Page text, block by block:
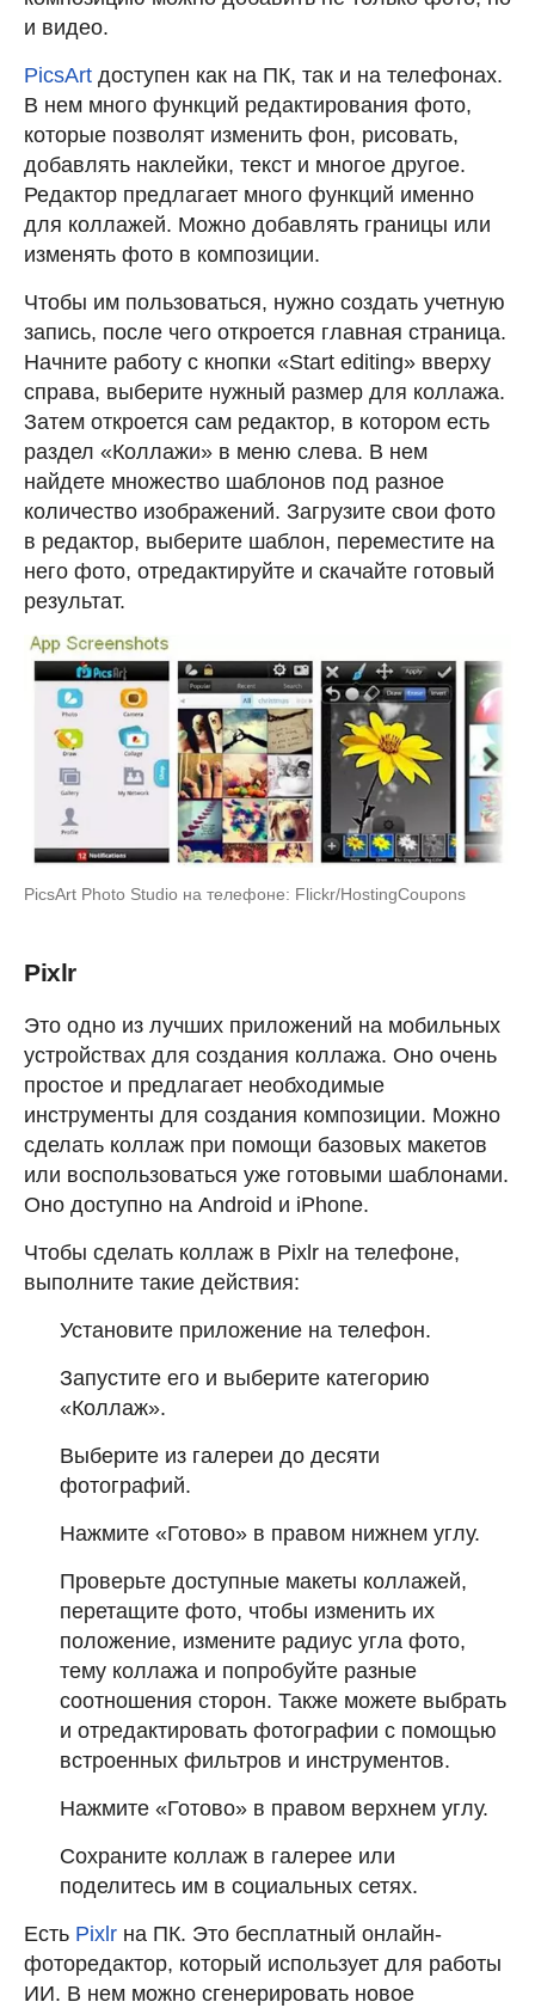
и видео.
PicsArt доступен как на ПК, так и на телефонах.
В нем много функций редактирования фото,
которые позволят изменить фон, рисовать,
добавлять наклейки, текст и многое другое.
Редактор предлагает много функций именно
для коллажей. Можно добавлять границы или
изменять фото в композиции.
Чтобы им пользоваться, нужно создать учетную
запись, после чего откроется главная страница.
Начните работу с кнопки «Start editing» вверху
справа, выберите нужный размер для коллажа.
Затем откроется сам редактор, в котором есть
раздел «Коллажи» в меню слева. В нем
найдете множество шаблонов под разное
количество изображений. Загрузите свои фото
в редактор, выберите шаблон, переместите на
него фото, отредактируйте и скачайте готовый
результат.
PicsArt Photo Studio на телефоне: Flickr/HostingCoupons
Pixlr
Это одно из лучших приложений на мобильных
устройствах для создания коллажа. Оно очень
простое и предлагает необходимые
инструменты для создания композиции. Можно
сделать коллаж при помощи базовых макетов
или воспользоваться уже готовыми шаблонами.
Оно доступно на Android и iPhone.
Чтобы сделать коллаж в Pixlr на телефоне,
выполните такие действия:
Установите приложение на телефон.
Запустите его и выберите категорию
«Коллаж».
Выберите из галереи до десяти
фотографий.
Нажмите «Готово» в правом нижнем углу.
Проверьте доступные макеты коллажей,
перетащите фото, чтобы изменить их
положение, измените радиус угла фото,
тему коллажа и попробуйте разные
соотношения сторон. Также можете выбрать
и отредактировать фотографии с помощью
встроенных фильтров и инструментов.
Нажмите «Готово» в правом верхнем углу.
Сохраните коллаж в галерее или
поделитесь им в социальных сетях.
Есть Pixlr на ПК. Это бесплатный онлайн-
фоторедактор, который использует для работы
ИИ. В нем можно сгенерировать новое